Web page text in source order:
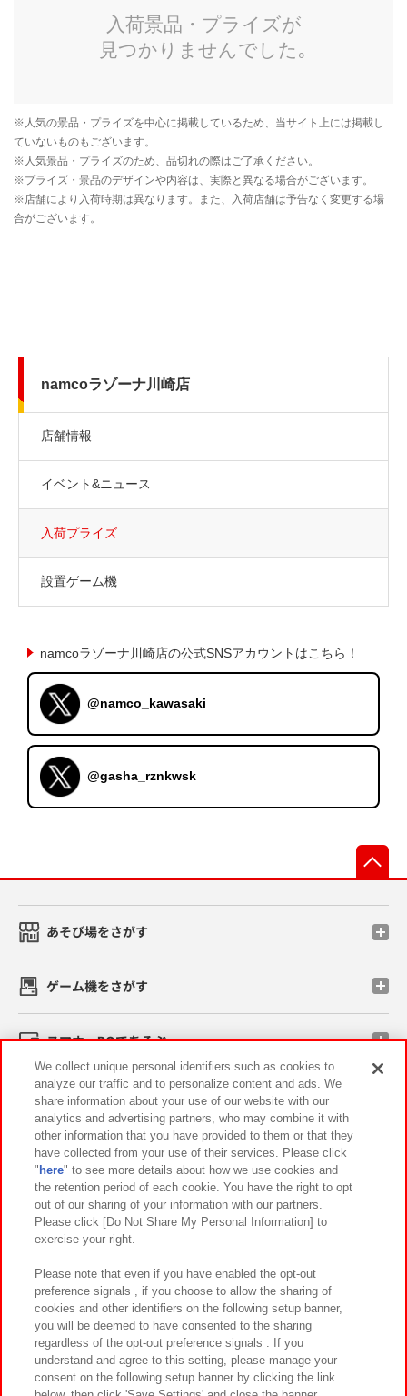
namcoラゾーナ川崎店
店舗情報
イベント&ニュース
入荷プライズ
設置ゲーム機
namcoラゾーナ川崎店の公式SNSアカウントはこちら！
@namco_kawasaki
@gasha_rznkwsk
あそび場をさがす
ゲーム機をさがす
スマホ・PCであそぶ
イベント・キャンペーン
関連会社 サステナビリティ サイトポリシー
プライバシーポリシー ウェブアクセシビリティ方針と検証結果
お取引先さまとともに
カスタマーハラスメント対応方針 よくあるご質問・お問い合わせ
We collect unique personal identifiers such as cookies to
analyze our traffic and to personalize content and ads. We
share information about your use of our website with our
analytics and advertising partners, who may combine it with
other information that you have provided to them or that they
have collected from your use of their services. Please click
" here" to see more details about how we use cookies and
the retention period of each cookie. You have the right to opt
out of our sharing of your information with our partners.
Please click [Do Not Share My Personal Information] to
exercise your right.
Please note that even if you have enabled the opt-out
preference signals , if you choose to allow the sharing of
cookies and other identifiers on the following setup banner,
you will be deemed to have consented to the sharing
regardless of the opt-out preference signals . If you
understand and agree to this setting, please manage your
consent on the following setup banner by clicking the link